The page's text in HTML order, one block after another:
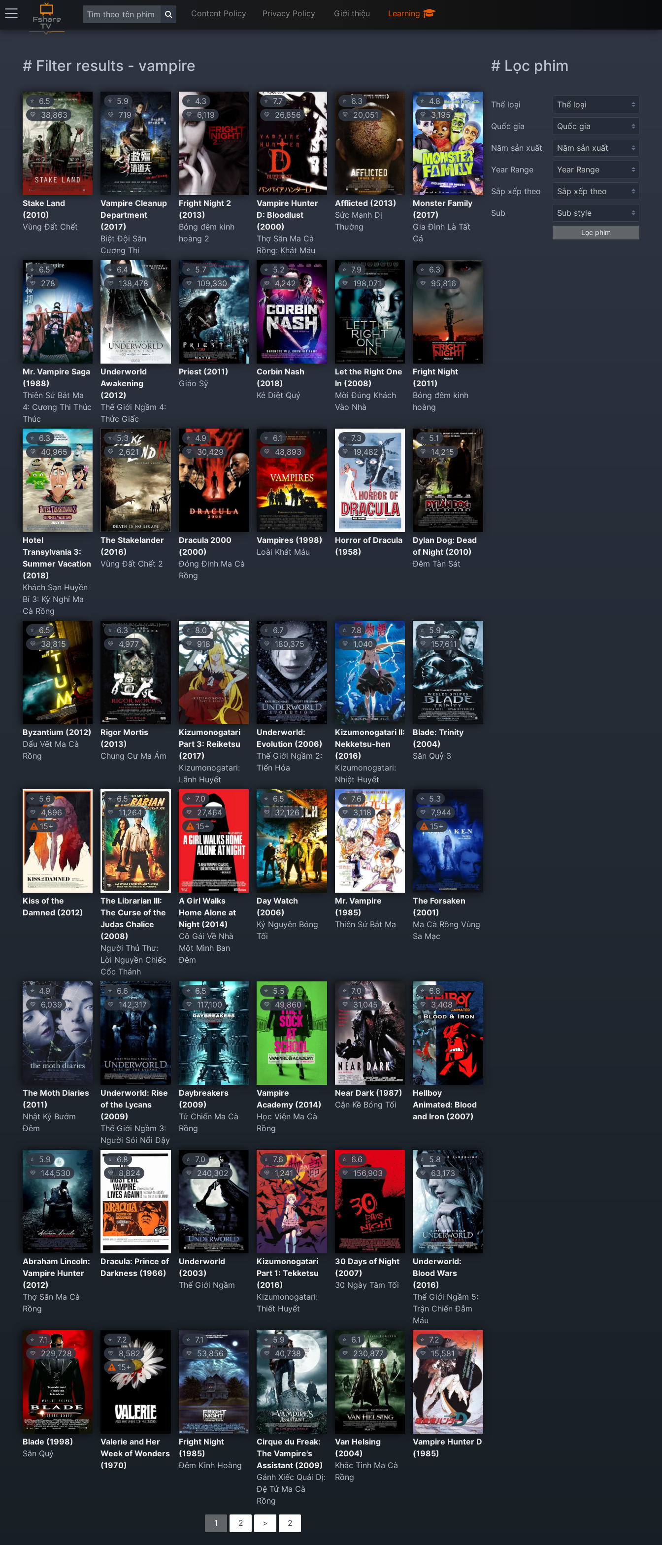
Content Policy Privacy Policy Giới thiệu Learning
# Filter results - vampire
⭐ 6.5
💛 38,863
Stake Land
(2010)
Vùng Đất Chết
⭐ 5.9
💛 719
Vampire Cleanup
Department
(2017)
Biệt Đội Săn
Cương Thi
⭐4.3
💛 6,119
Fright Night 2
(2013)
Bóng đêm kinh
hoàng 2
⭐ 7.7
💛 26,856
Vampire Hunter
D: Bloodlust
(2000)
Thợ Săn Ma Cà
Rồng: Khát Máu
⭐6.3
💛 20,051
Afflicted (2013)
Sức Mạnh Dị
Thường
⭐ 4.8
💛 3,195
Monster Family
(2017)
Gia Đình Là Tất
Cả
⭐ 6.5
💛 278
Mr. Vampire Saga
(1988)
Thiên Sứ Bắt Ma
4: Cương Thi Thúc
Thúc
⭐ 6.4
💛 138,478
Underworld
Awakening
(2012)
Thế Giới Ngầm 4:
Thức Giấc
⭐5.7
💛 109,330
Priest (2011)
Giáo Sỹ
⭐ 5.2
💛 4,242
Corbin Nash
(2018)
Kẻ Diệt Quỷ
⭐7.9
💛 198,071
Let the Right One
In (2008)
Mời Đúng Khách
Vào Nhà
⭐ 6.3
💛 95,816
Fright Night
(2011)
Bóng đêm kinh
hoàng
⭐ 6.3
💛 40,965
Hotel
Transylvania 3:
Summer Vacation
(2018)
Khách Sạn Huyền
Bí 3: Kỳ Nghỉ Ma
Cà Rồng
⭐5.3
💛 2,621
The Stakelander
(2016)
Vùng Đất Chết 2
⭐4.9
💛 30,429
Dracula 2000
(2000)
Đóng Đinh Ma Cà
Rồng
⭐ 6.1
💛 48,893
Vampires (1998)
Loài Khát Máu
⭐7.3
💛 19,482
Horror of Dracula
(1958)
⭐ 5.1
💛 14,215
Dylan Dog: Dead
of Night (2010)
Đêm Tàn Sát
⭐ 6.5
💛 38,815
Byzantium (2012)
Dấu Vết Ma Cà
Rồng
⭐ 6.3
💛 4,977
Rigor Mortis
(2013)
Chung Cư Ma Ám
⭐8.0
💛 918
Kizumonogatari
Part 3: Reiketsu
(2017)
Kizumonogatari:
Lãnh Huyết
⭐ 6.7
💛 180,375
Underworld:
Evolution (2006)
Thế Giới Ngầm 2:
Tiến Hóa
⭐7.8
💛 1,040
Kizumonogatari II:
Nekketsu-hen
(2016)
Kizumonogatari:
Nhiệt Huyết
⭐ 5.9
💛 157,611
Blade: Trinity
(2004)
Săn Quỷ 3
⭐ 5.6
💛
4,896
15+
Kiss of the
Damned (2012)
⭐6.5
💛 11,264
The Librarian III:
The Curse of the
Judas Chalice
(2008)
Người Thủ Thư:
Lời Nguyền Chiếc
Cốc Thánh
⭐7.0
💛
27,464
15+
A Girl Walks
Home Alone at
Night (2014)
Cô Gái Về Nhà
Một Mình Ban
Đêm
⭐ 6.5
💛 32,126
Day Watch
(2006)
Kỷ Nguyên Bóng
Tối
⭐7.6
💛 3,118
Mr. Vampire
(1985)
Thiên Sứ Bắt Ma
⭐ 5.3
💛
7,944
15+
The Forsaken
(2001)
Ma Cà Rồng Vùng
Sa Mạc
⭐ 4.9
💛 6,039
The Moth Diaries
(2011)
Nhật Ký Bướm
Đêm
⭐ 6.6
💛 142,317
Underworld: Rise
of the Lycans
(2009)
Thế Giới Ngầm 3:
Người Sói Nổi Dậy
⭐6.5
💛 117,100
Daybreakers
(2009)
Tử Chiến Ma Cà
Rồng
⭐ 5.5
💛 49,860
Vampire
Academy (2014)
Học Viện Ma Cà
Rồng
⭐7.0
💛 31,045
Near Dark (1987)
Cận Kề Bóng Tối
⭐6.8
💛 3,408
Hellboy
Animated: Blood
and Iron (2007)
⭐ 5.9
💛 144,530
Abraham Lincoln:
Vampire Hunter
(2012)
Thợ Săn Ma Cà
Rồng
⭐6.8
💛8,824
Dracula: Prince of
Darkness (1966)
⭐7.0
💛 240,302
Underworld
(2003)
Thế Giới Ngầm
⭐ 7.6
💛 1,241
Kizumonogatari
Part 1: Tekketsu
(2016)
Kizumonogatari:
Thiết Huyết
⭐6.6
💛 156,903
30 Days of Night
(2007)
30 Ngày Tăm Tối
⭐ 5.8
💛 63,173
Underworld:
Blood Wars
(2016)
Thế Giới Ngầm 5:
Trận Chiến Đẫm
Máu
⭐ 7.1
💛 229,728
Blade (1998)
Săn Quỷ
⭐ 7.2
💛
8,582
15+
Valerie and Her
Week of Wonders
(1970)
⭐7.1
💛 53,856
Fright Night
(1985)
Đêm Kinh Hoàng
⭐ 5.9
💛 40,738
Cirque du Freak:
The Vampire's
Assistant (2009)
Gánh Xiếc Quái Dị:
Đệ Tử Ma Cà
Rồng
⭐6.1
💛 230,877
Van Helsing
(2004)
Khắc Tinh Ma Cà
Rồng
⭐ 7.2
💛 15,581
Vampire Hunter D
(1985)
1 2 > 2
# Lọc phim
Thể loại
Quốc gia
Năm sản xuất
Year Range
Sắp xếp theo
Sub
Lọc phim